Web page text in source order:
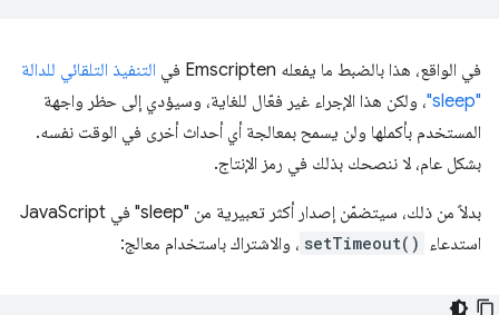
في الواقع، هذا بالضبط ما يفعله Emscripten في
التنفيذ التلقائي للدالة
"sleep"
، ولكن هذا الإجراء غير فعّال للغاية، وسيؤدي إلى حظر واجهة
المستخدم بأكملها ولن يسمح بمعالجة أي أحداث أخرى في الوقت نفسه.
بشكل عام، لا ننصحك بذلك في رمز الإنتاج.
بدلاً من ذلك، سيتضمّن إصدار أكثر تعبيرية من "sleep" في JavaScript
استدعاء setTimeout() ، والاشتراك باستخدام معالج: